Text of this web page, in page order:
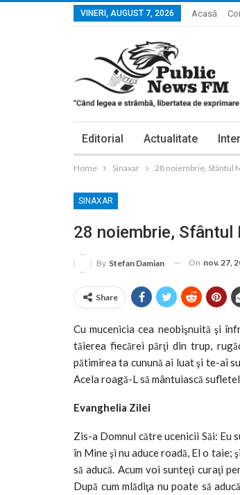
VINERI, AUGUST 7, 2026 Acasă
Editorial Actualitate
Home Sinaxar 28 noiembrie, Sfântul
SINAXAR
28 noiembrie, Sfântul
By Stefan Damian On nov. 27,
Share
Cu mucenicia cea neobişnuită şi
tăierea fiecărei părţi din trup,
pătimirea ta cunună ai luat şi te-ai
Acela roagă-L să mântuiască
Evanghelia Zilei
Zis-a Domnul către ucenicii Săi: Eu
în Mine şi nu aduce roadă, El o taie;
să aducă. Acum voi sunteţi curaţi
După cum mlădiţa nu poate să